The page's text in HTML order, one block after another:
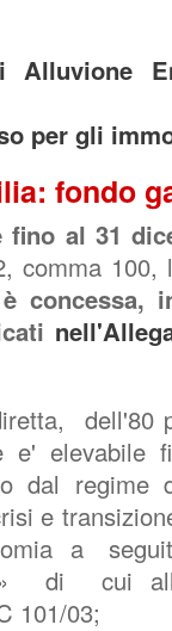
Alluvione
per gli
fondo
al 31
comma 100,
è concessa,
dell'80
e'
dal regime
e
a
di cui alla
101/03;